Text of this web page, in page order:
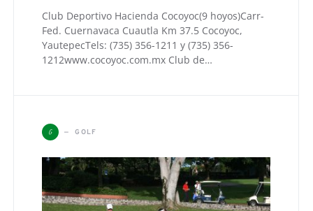
Club Deportivo Hacienda Cocoyoc(9 hoyos)Carr-
Fed. Cuernavaca Cuautla Km 37.5 Cocoyoc,
YautepecTels: (735) 356-1211 y (735) 356-
1212www.cocoyoc.com.mx Club de…
G GOLF